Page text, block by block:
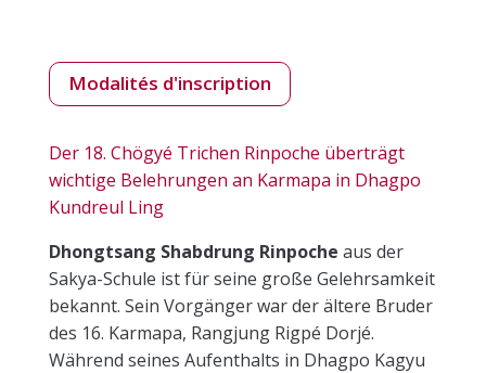
Modalités d'inscription
Der 18. Chögyé Trichen Rinpoche überträgt
wichtige Belehrungen an Karmapa in Dhagpo
Kundreul Ling
Dhongtsang Shabdrung Rinpoche aus der
Sakya-Schule ist für seine große Gelehrsamkeit
bekannt. Sein Vorgänger war der ältere Bruder
des 16. Karmapa, Rangjung Rigpé Dorjé.
Während seines Aufenthalts in Dhagpo Kagyu